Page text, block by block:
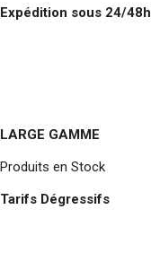
Expédition sous 24/48h
LARGE GAMME
Produits en Stock
Tarifs Dégressifs